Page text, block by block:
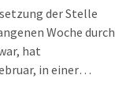
der Stelle
Woche durch
hat
in einer